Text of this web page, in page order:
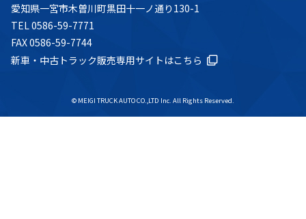
愛知県一宮市木曽川町黒田十一ノ通り130-1
TEL 0586-59-7771
FAX 0586-59-7744
新車・中古トラック販売専用サイトはこちら
© MEIGI TRUCK AUTO CO.,LTD Inc. All Rights Reserved.